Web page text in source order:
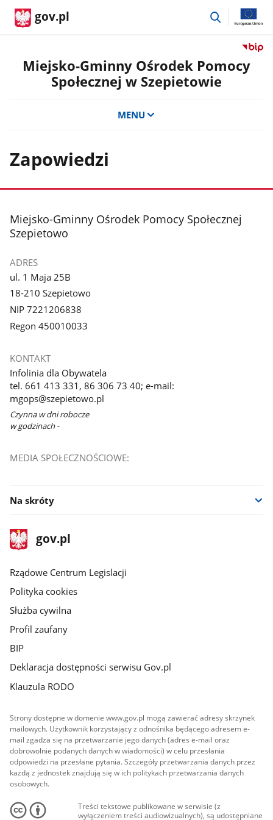
gov.pl
przejdź
Przejdź
do
w
Miejsko-Gminny Ośrodek Pomocy
Społecznej w Szepietowie
MENU
Zapowiedzi
stopka
Miejsko-Gminny Ośrodek Pomocy Społecznej
Szepietowo
ADRES
ul. 1 Maja 25B
18-210 Szepietowo
NIP 7221206838
Regon 450010033
KONTAKT
Infolinia dla Obywatela
tel. 661 413 331, 86 306 73 40; e-mail:
mgops@szepietowo.pl
Czynna w dni robocze
w godzinach -
MEDIA SPOŁECZNOŚCIOWE:
Na skróty
stopka
gov.plStrona
gov.pl
Rządowe Centrum Legislacji
Polityka cookies
Służba cywilna
Profil zaufany
BIP
Deklaracja dostępności serwisu Gov.pl
Klauzula RODO
Strony dostępne w domenie www.gov.pl mogą zawierać adresy skrzynek
mailowych. Użytkownik korzystający z odnośnika będącego adresem e-
mail zgadza się na przetwarzanie jego danych (adres e-mail oraz
dobrowolnie podanych danych w wiadomości) w celu przesłania
odpowiedzi na przesłane pytania. Szczegóły przetwarzania danych przez
każdą z jednostek znajdują się w ich politykach przetwarzania danych
osobowych.
Treści tekstowe publikowane w serwisie (z
wyłączeniem treści audiowizualnych), są udostępniane